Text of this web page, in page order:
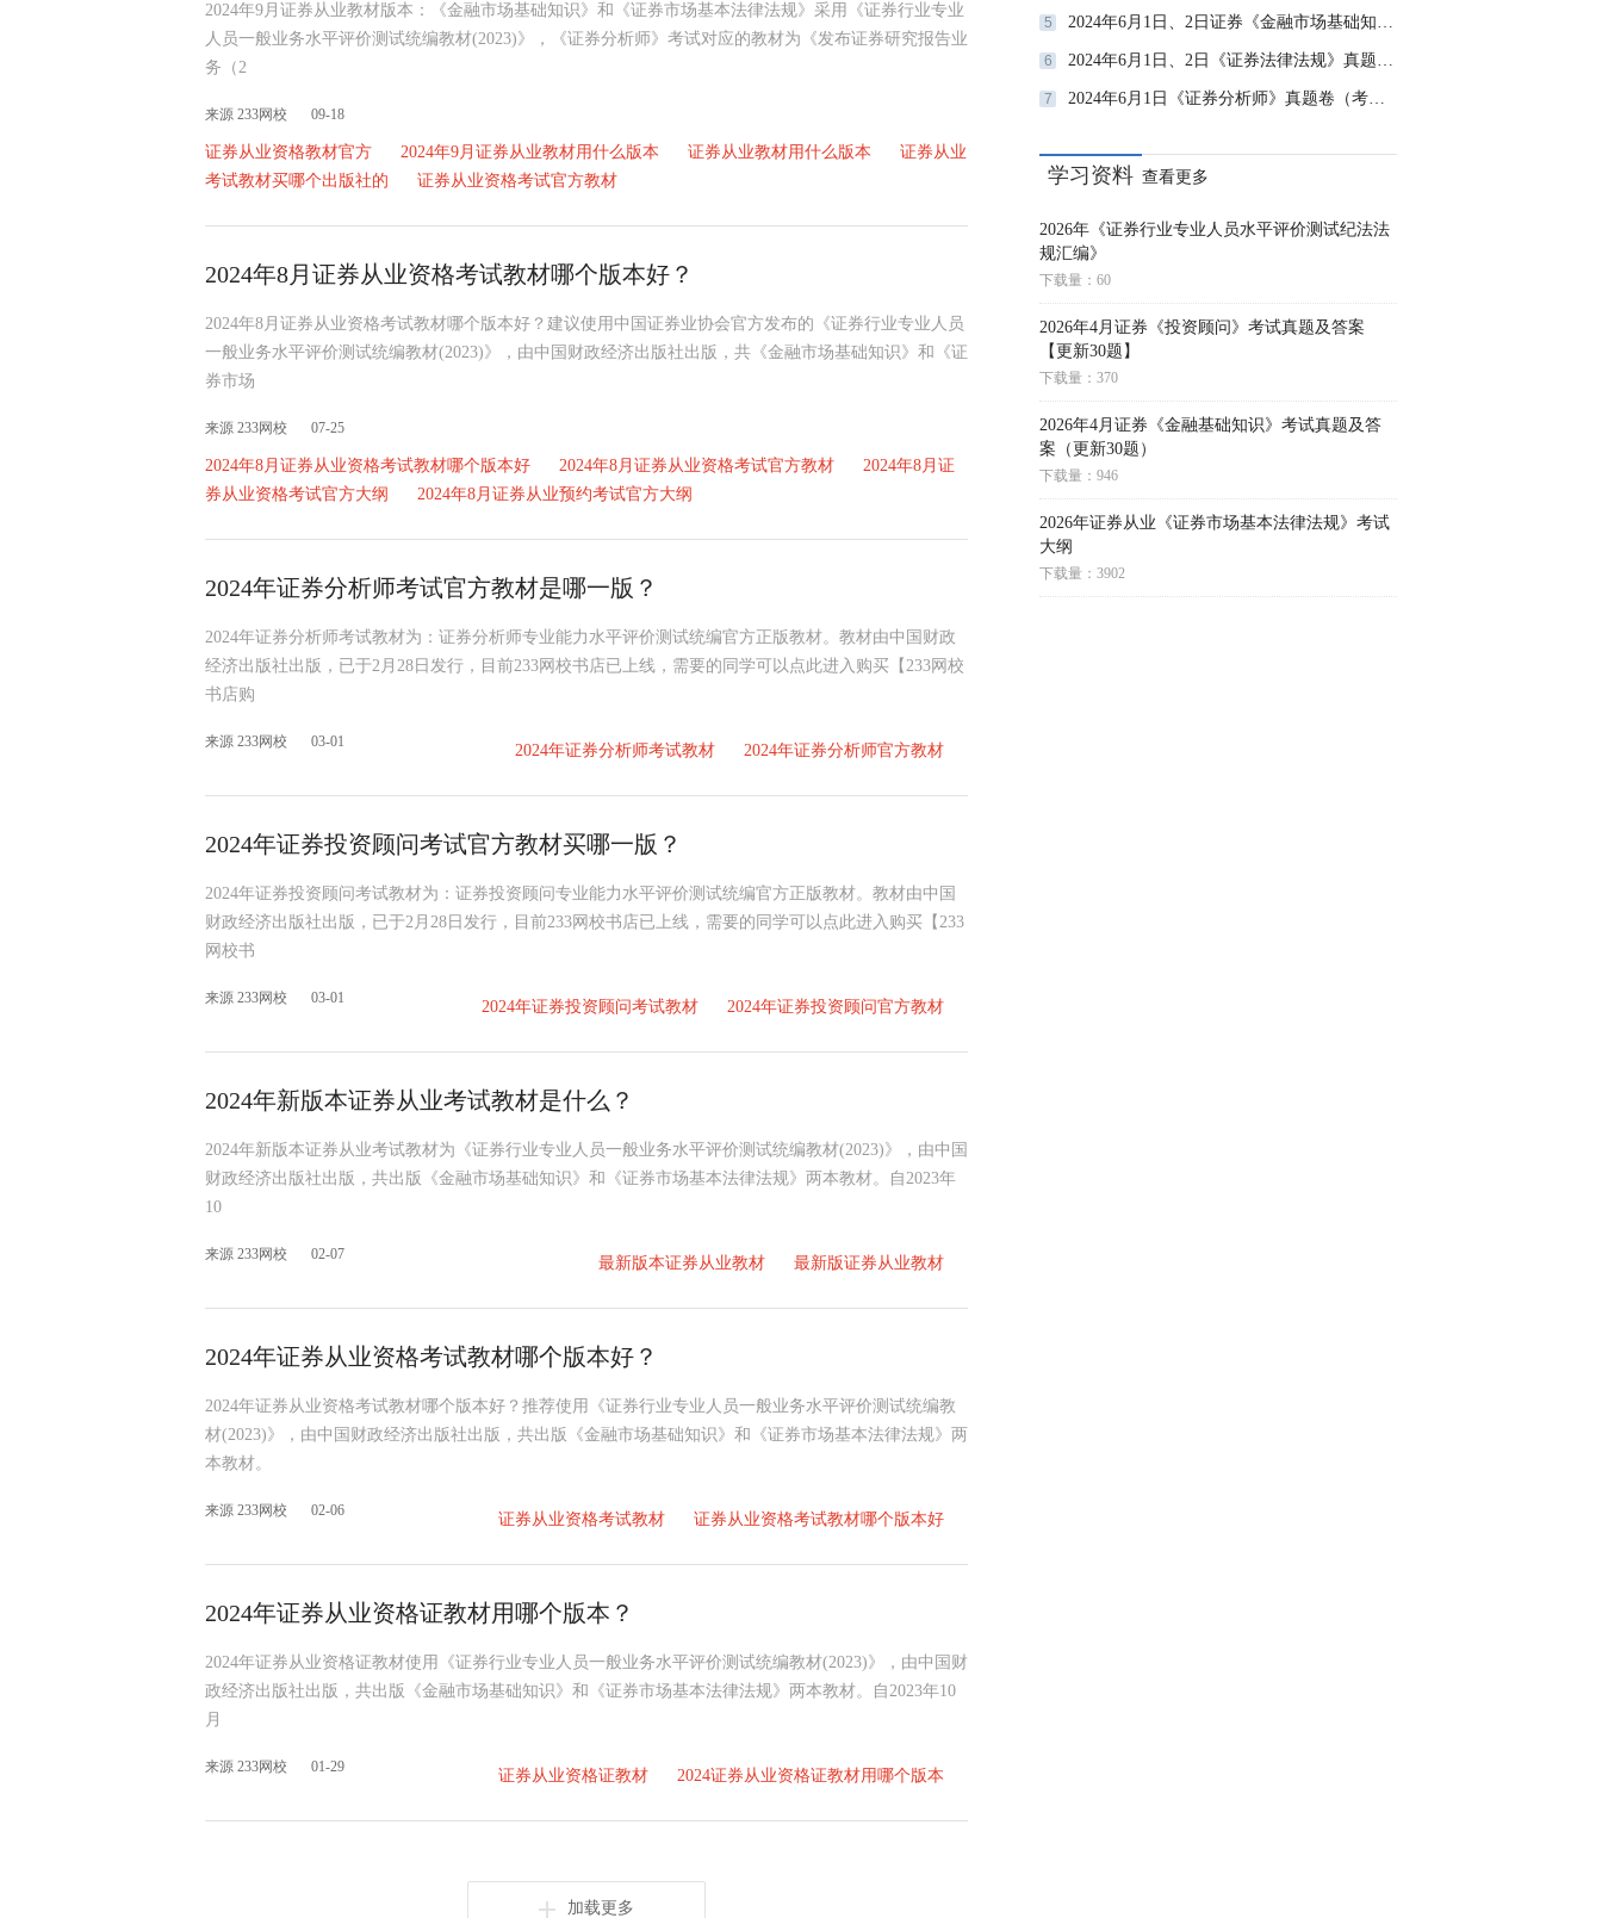
2024年9月证券从业教材版本：《金融市场基础知识》和《证券市场基本法律法规》采用《证券行业专业
人员一般业务水平评价测试统编教材(2023)》，《证券分析师》考试对应的教材为《发布证券研究报告业
务（2
来源 233网校 09-18
证券从业资格教材官方 2024年9月证券从业教材用什么版本 证券从业教材用什么版本
证券从业
考试教材买哪个出版社的
证券从业资格考试官方教材
2024年8月证券从业资格考试教材哪个版本好？
2024年8月证券从业资格考试教材哪个版本好？建议使用中国证券业协会官方发布的《证券行业专业人员
一般业务水平评价测试统编教材(2023)》，由中国财政经济出版社出版，共《金融市场基础知识》和《证
券市场
来源 233网校 07-25
2024年8月证券从业资格考试教材哪个版本好 2024年8月证券从业资格考试官方教材
2024年8月证
券从业资格考试官方大纲
2024年8月证券从业预约考试官方大纲
2024年证券分析师考试官方教材是哪一版？
2024年证券分析师考试教材为：证券分析师专业能力水平评价测试统编官方正版教材。教材由中国财政
经济出版社出版，已于2月28日发行，目前233网校书店已上线，需要的同学可以点此进入购买【233网校
书店购
来源 233网校 03-01 2024年证券分析师考试教材 2024年证券分析师官方教材
2024年证券投资顾问考试官方教材买哪一版？
2024年证券投资顾问考试教材为：证券投资顾问专业能力水平评价测试统编官方正版教材。教材由中国
财政经济出版社出版，已于2月28日发行，目前233网校书店已上线，需要的同学可以点此进入购买【233
网校书
来源 233网校 03-01 2024年证券投资顾问考试教材 2024年证券投资顾问官方教材
2024年新版本证券从业考试教材是什么？
2024年新版本证券从业考试教材为《证券行业专业人员一般业务水平评价测试统编教材(2023)》，由中国
财政经济出版社出版，共出版《金融市场基础知识》和《证券市场基本法律法规》两本教材。自2023年
10
来源 233网校 02-07 最新版本证券从业教材 最新版证券从业教材
2024年证券从业资格考试教材哪个版本好？
2024年证券从业资格考试教材哪个版本好？推荐使用《证券行业专业人员一般业务水平评价测试统编教
材(2023)》，由中国财政经济出版社出版，共出版《金融市场基础知识》和《证券市场基本法律法规》两
本教材。
来源 233网校 02-06 证券从业资格考试教材 证券从业资格考试教材哪个版本好
2024年证券从业资格证教材用哪个版本？
2024年证券从业资格证教材使用《证券行业专业人员一般业务水平评价测试统编教材(2023)》，由中国财
政经济出版社出版，共出版《金融市场基础知识》和《证券市场基本法律法规》两本教材。自2023年10
月
来源 233网校 01-29 证券从业资格证教材 2024证券从业资格证教材用哪个版本
加载更多
5 2024年6月1日、2日证券《金融市场基础知识》真题卷（考后更新）
6 2024年6月1日、2日《证券法律法规》真题卷（考后更新）
7 2024年6月1日《证券分析师》真题卷（考后更新）
学习资料 查看更多
2026年《证券行业专业人员水平评价测试纪法法
规汇编》
下载量：60
2026年4月证券《投资顾问》考试真题及答案
【更新30题】
下载量：370
2026年4月证券《金融基础知识》考试真题及答
案（更新30题）
下载量：946
2026年证券从业《证券市场基本法律法规》考试
大纲
下载量：3902